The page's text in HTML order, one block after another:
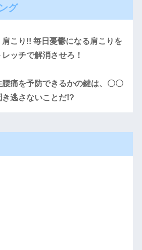
グ
肩こり!! 毎日憂鬱になる肩こりを
レッチで解消させろ！
腰痛を予防できるかの鍵は、〇〇
き逃さないことだ!?